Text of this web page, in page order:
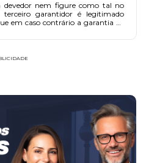
devedor nem figure como tal no
terceiro garantidor é legitimado
em caso contrário a garantia de